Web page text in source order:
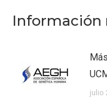
Información
julio